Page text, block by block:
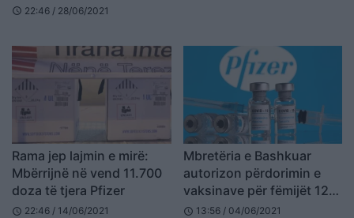
schedule 22:46 / 28/06/2021
Rama jep lajmin e mirë:
Mbërrijnë në vend 11.700
doza të tjera Pfizer
schedule 22:46 / 14/06/2021
Mbretëria e Bashkuar
autorizon përdorimin e
vaksinave për fëmijët 12-
15 vjeç
schedule 13:56 / 04/06/2021